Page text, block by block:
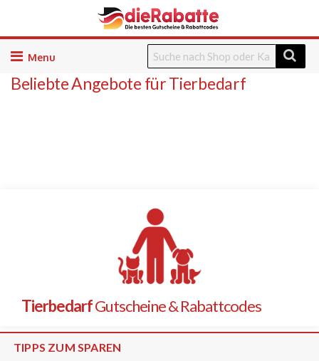
Skip
content
TierbedarfGutscheine & Rabattcodes
Beliebte Angebote für Tierbedarf
TIPPS ZUM SPAREN